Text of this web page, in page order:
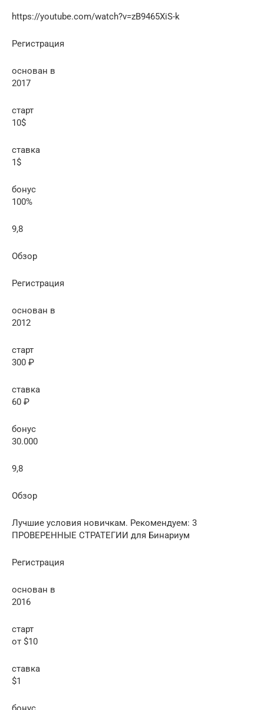
https://youtube.com/watch?v=zB9465XiS-k
Регистрация
основан в
2017
старт
10$
ставка
1$
бонус
100%
9,8
Обзор
Регистрация
основан в
2012
старт
300 ₽
ставка
60 ₽
бонус
30.000
9,8
Обзор
Лучшие условия новичкам. Рекомендуем: 3
ПРОВЕРЕННЫЕ СТРАТЕГИИ для Бинариум
Регистрация
основан в
2016
старт
от $10
ставка
$1